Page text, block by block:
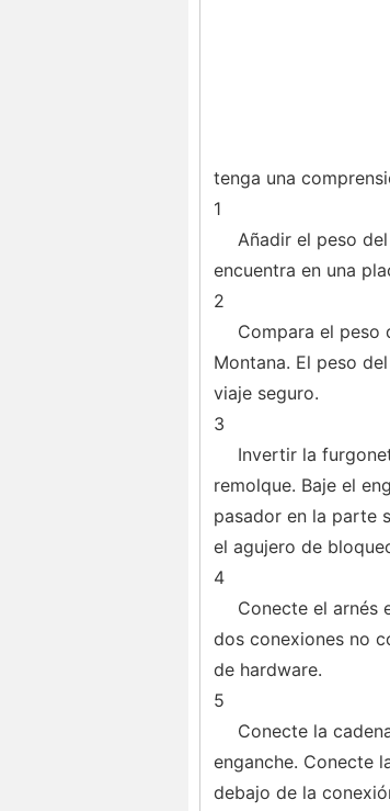
tenga una
1
Añadir el peso
encuentra en una
2
Compara el peso
Montana. El peso
viaje seguro.
3
Invertir la
remolque. Baje el
pasador en la parte
el agujero de
4
Conecte el arnés
dos conexiones no
de hardware.
5
Conecte la
enganche. Conecte
debajo de la